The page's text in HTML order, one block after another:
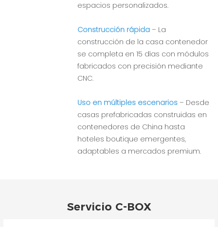
espacios personalizados.
Construcción rápida – La
construcción de la casa contenedor
se completa en 15 días con módulos
fabricados con precisión mediante
CNC.
Uso en múltiples escenarios – Desde
casas prefabricadas construidas en
contenedores de China hasta
hoteles boutique emergentes,
adaptables a mercados premium.
Servicio C-BOX